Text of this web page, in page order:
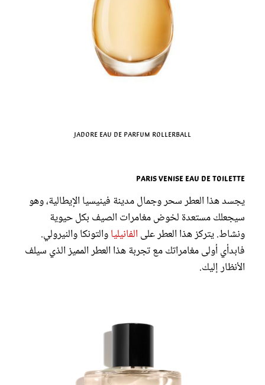
Jadore Eau de Parfum Rollerball
Paris Venise Eau de Toilette
يجسد هذا العطر سحر وجمال مدينة فينيسيا الإيطالية، وهو
سيجعلك مستعدة لخوض مغامرات الصيف بكل حيوية
ونشاط. يتركز هذا العطر على الفانيلياوالتونكا والنيرولي.
فابدأي أولى مغامراتك مع تجربة هذا العطر المميز الذي سيلف
الأنظار إليك.